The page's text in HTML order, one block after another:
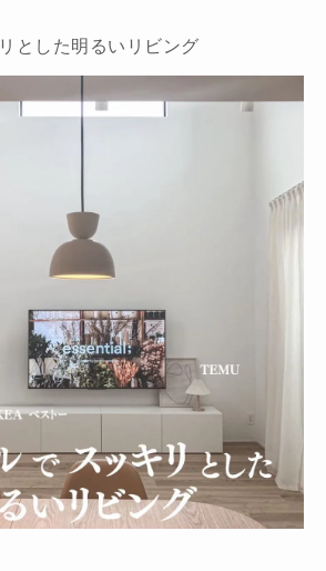
とした明るいリビング